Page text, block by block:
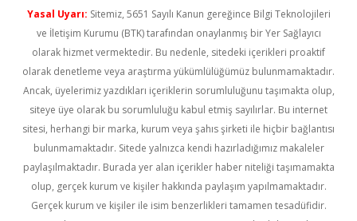
Yasal Uyarı: Sitemiz, 5651 Sayılı Kanun gereğince Bilgi Teknolojileri
ve İletişim Kurumu (BTK) tarafından onaylanmış bir Yer Sağlayıcı
olarak hizmet vermektedir. Bu nedenle, sitedeki içerikleri proaktif
olarak denetleme veya araştırma yükümlülüğümüz bulunmamaktadır.
Ancak, üyelerimiz yazdıkları içeriklerin sorumluluğunu taşımakta olup,
siteye üye olarak bu sorumluluğu kabul etmiş sayılırlar. Bu internet
sitesi, herhangi bir marka, kurum veya şahıs şirketi ile hiçbir bağlantısı
bulunmamaktadır. Sitede yalnızca kendi hazırladığımız makaleler
paylaşılmaktadır. Burada yer alan içerikler haber niteliği taşımamakta
olup, gerçek kurum ve kişiler hakkında paylaşım yapılmamaktadır.
Gerçek kurum ve kişiler ile isim benzerlikleri tamamen tesadüfidir.